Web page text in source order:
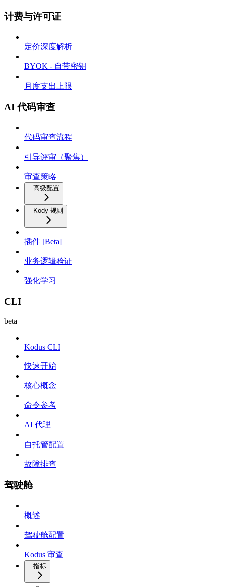
计费与许可证
定价深度解析
BYOK - 自带密钥
月度支出上限
AI 代码审查
代码审查流程
引导评审（聚焦）
审查策略
高级配置
Kody 规则
插件 [Beta]
业务逻辑验证
强化学习
CLI
beta
Kodus CLI
快速开始
核心概念
命令参考
AI 代理
自托管配置
故障排查
驾驶舱
概述
驾驶舱配置
Kodus 审查
指标